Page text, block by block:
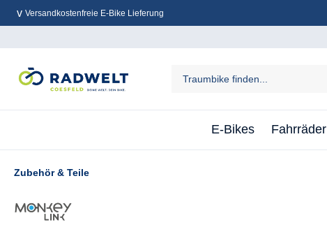
springen
Versandkostenfreie E-Bike Lieferung
E-Bikes Fahrräder
Zubehör & Teile